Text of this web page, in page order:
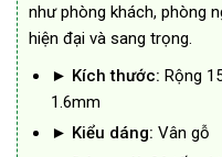
như phòng khách, phòng
hiện đại và sang trọng.
► Kích thước: Rộng
1.6mm
► Kiểu dáng: Vân gỗ